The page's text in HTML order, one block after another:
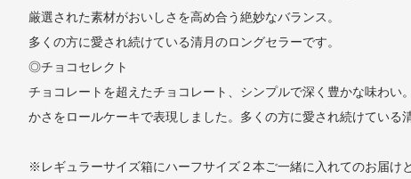
厳選された素材がおいしさを高め合う絶妙なバランス。
多くの方に愛され続けている清月のロングセラーです。
◎チョコセレクト
チョコレートを超えたチョコレート、シンプルで深く豊かな味わ
かさをロールケーキで表現しました。多くの方に愛され続けている
※レギュラーサイズ箱にハーフサイズ２本ご一緒に入れてのお届け